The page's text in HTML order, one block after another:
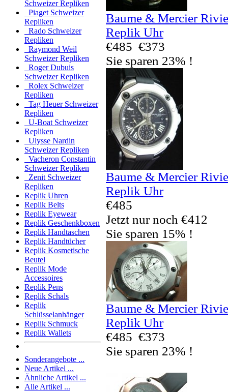
Schweizer Repliken
Piaget Schweizer
Repliken
Rado Schweizer
Repliken
Raymond Weil
Schweizer Repliken
Roger Dubuis
Schweizer Repliken
Rolex Schweizer
Repliken
Tag Heuer Schweizer
Repliken
U-Boat Schweizer
Repliken
Ulysse Nardin
Schweizer Repliken
Vacheron Constantin
Schweizer Repliken
Zenit Schweizer
Repliken
Replik Uhren
Replik Belts
Replik Eyewear
Replik Geschenkboxen
Replik Handtaschen
Replik Handtücher
Replik Kosmetische
Beutel
Replik Mode
Accessoires
Replik Pens
Replik Schals
Replik
Schlüsselanhänger
Replik Schmuck
Replik Wallets
Sonderangebote ...
Neue Artikel ...
Ähnliche Artikel ...
Alle Artikel ...
Baume & Mercier
Replik Uhr
€485 €373
Sie sparen 23% !
Baume & Mercier
Replik Uhr
€485
Jetzt nur noch €412
Sie sparen 15% !
Baume & Mercier
Replik Uhr
€485 €373
Sie sparen 23% !